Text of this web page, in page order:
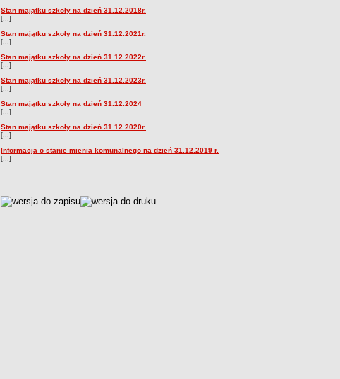
Stan majątku szkoły na dzień 31.12.2018r.
[...]
Stan majątku szkoły na dzień 31.12.2021r.
[...]
Stan majątku szkoły na dzień 31.12.2022r.
[...]
Stan majątku szkoły na dzień 31.12.2023r.
[...]
Stan majątku szkoły na dzień 31.12.2024
[...]
Stan majątku szkoły na dzień 31.12.2020r.
[...]
Informacja o stanie mienia komunalnego na dzień 31.12.2019 r.
[...]
metryczka